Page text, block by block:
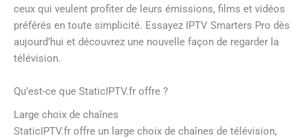
ceux qui veulent profiter de leurs émissions, films et vidéos
préférés en toute simplicité. Essayez IPTV Smarters Pro dès
aujourd’hui et découvrez une nouvelle façon de regarder la
télévision.
Qu’est-ce que StaticIPTV.fr offre ?
Large choix de chaînes
StaticIPTV.fr offre un large choix de chaînes de télévision,